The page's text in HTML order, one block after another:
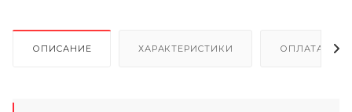
ОПИСАНИЕ ХАРАКТЕРИСТИКИ ОПЛАТА И